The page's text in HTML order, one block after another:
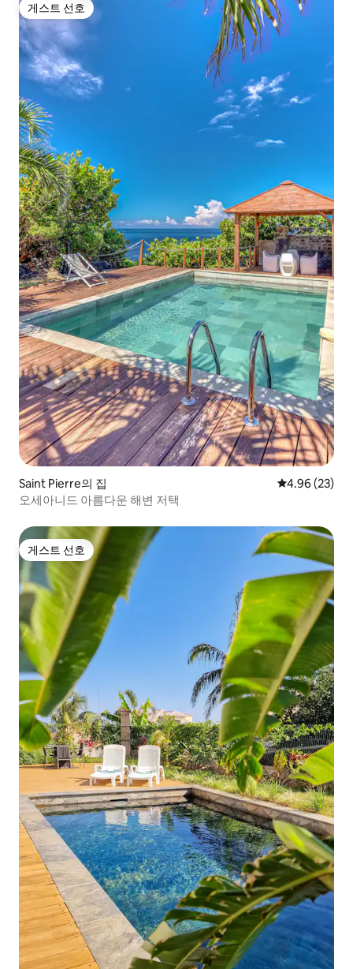
게스트 선호
게스트 선호
Saint Pierre의 집 평점 4.96점(5
4.96 (23)
오세아니드 아름다운 해변 저택
게스트 선호
게스트 선호